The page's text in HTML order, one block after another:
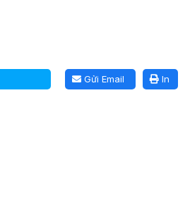
In
Gửi Email